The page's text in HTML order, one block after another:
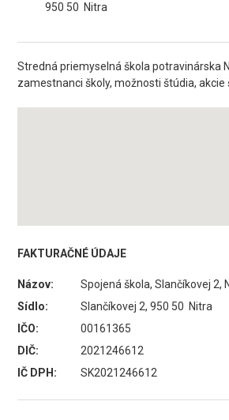
950 50 Nitra
Stredná priemyselná škola potravinárska
zamestnanci školy, možnosti štúdia, akcie
FAKTURAČNÉ ÚDAJE
Názov:
Spojená škola, Slančíkovej 2,
Sídlo:
Slančíkovej 2, 950 50 Nitra
IČO:
00161365
DIČ:
2021246612
IČ DPH:
SK2021246612